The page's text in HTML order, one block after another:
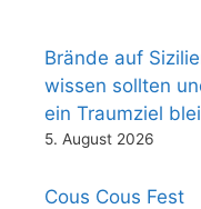
Brände auf
wissen sollten
ein Traumziel
5. August 2026
Cous Cous Fest